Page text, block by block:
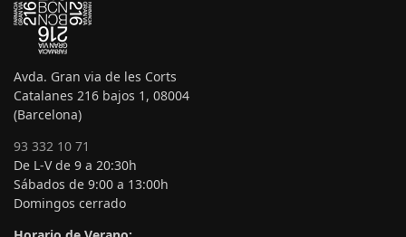
Avda. Gran via de les Corts
Catalanes 216 bajos 1, 08004
(Barcelona)
93 332 10 71
De L-V de 9 a 20:30h
Sábados de 9:00 a 13:00h
Domingos cerrado